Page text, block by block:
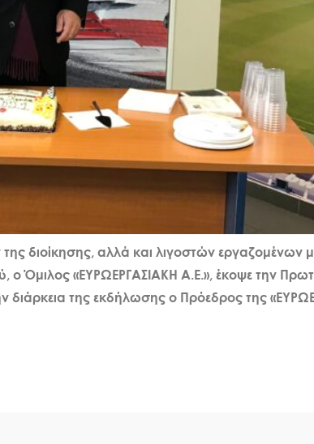
διοίκησης, αλλά και λιγοστών
Όμιλος «ΕΥΡΩΕΡΓΑΣΙΑΚΗ Α.Ε.», έκοψε την
διάρκεια της εκδήλωσης ο Πρόεδρος της